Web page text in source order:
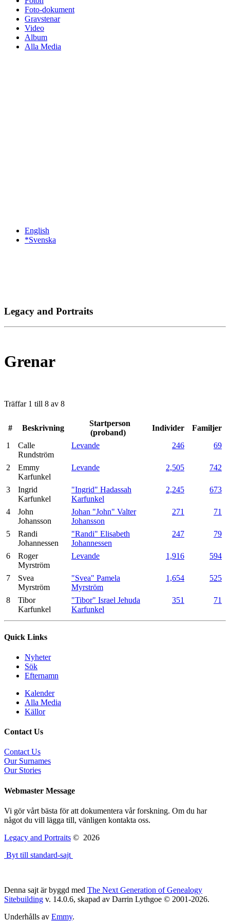
Foto-dokument
Gravstenar
Video
Album
Alla Media
English
*Svenska
Legacy and Portraits
Grenar
Träffar 1 till 8 av 8
# Beskrivning
Startperson
(proband)
Individer
Familjer
1
Calle
Rundström
Levande 246 69
2
Emmy
Karfunkel
Levande 2,505 742
3
Ingrid
Karfunkel
"Ingrid" Hadassah
Karfunkel
2,245 673
4
John
Johansson
Johan "John" Valter
Johansson
271 71
5
Randi
Johannessen
"Randi" Elisabeth
Johannessen
247 79
6
Roger
Myrström
Levande 1,916 594
7
Svea
Myrström
"Svea" Pamela
Myrström
1,654 525
8
Tibor
Karfunkel
"Tibor" Israel Jehuda
Karfunkel
351 71
Quick Links
Nyheter
Sök
Efternamn
Kalender
Alla Media
Källor
Contact Us
Contact Us
Our Surnames
Our Stories
Webmaster Message
Vi gör vårt bästa för att dokumentera vår forskning. Om du har
något du vill lägga till, vänligen kontakta oss.
Legacy and Portraits © 2026
Byt till standard-sajt
Denna sajt är byggd med The Next Generation of Genealogy
Sitebuilding v. 14.0.6, skapad av Darrin Lythgoe © 2001-2026.
Underhålls av Emmy.